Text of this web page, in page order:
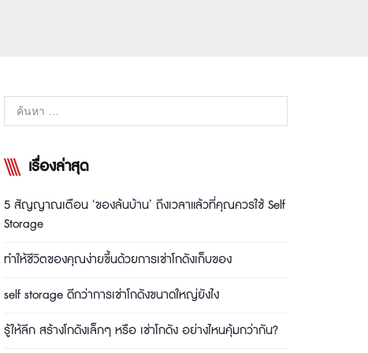
เรื่องล่าสุด
5 สัญญาณเตือน ‘ของล้นบ้าน’ ถึงเวลาแล้วที่คุณควรใช้ Self
Storage
ทำให้ชีวิตของคุณง่ายขึ้นด้วยการเช่าโกดังเก็บของ
self storage ดีกว่าการเช่าโกดังขนาดใหญ่ยังไง
รู้ให้ลึก สร้างโกดังเล็กๆ หรือ เช่าโกดัง อย่างไหนคุ้มกว่ากัน?